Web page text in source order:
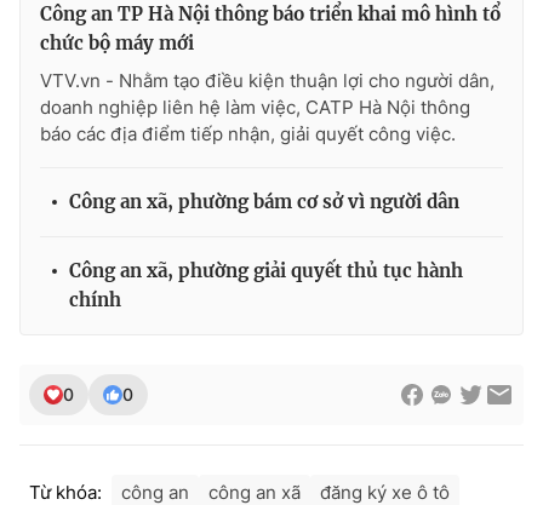
Công an TP Hà Nội thông báo triển khai mô hình tổ
chức bộ máy mới
VTV.vn - Nhằm tạo điều kiện thuận lợi cho người dân,
doanh nghiệp liên hệ làm việc, CATP Hà Nội thông
báo các địa điểm tiếp nhận, giải quyết công việc.
Công an xã, phường bám cơ sở vì người dân
Công an xã, phường giải quyết thủ tục hành
chính
0 0
Từ khóa: công an công an xã
đăng ký xe ô tô